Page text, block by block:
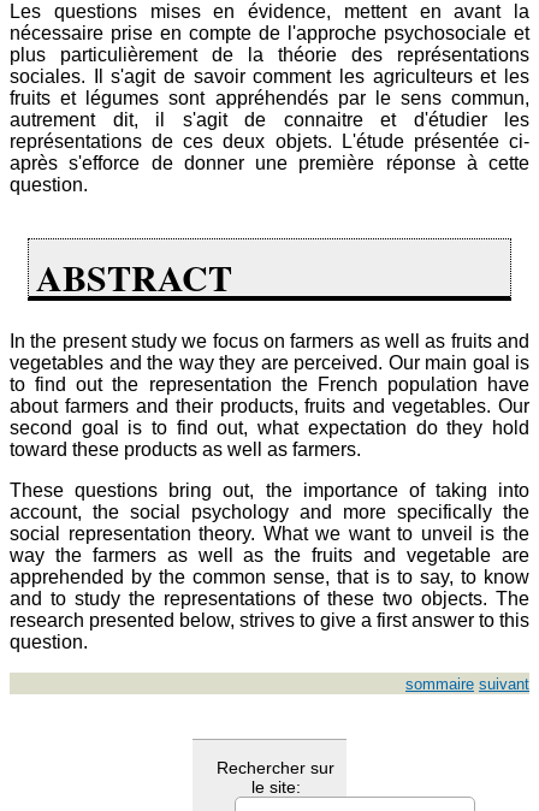
Les questions mises en évidence, mettent en avant la
nécessaire prise en compte de l'approche psychosociale et
plus particulièrement de la théorie des représentations
sociales. Il s'agit de savoir comment les agriculteurs et les
fruits et légumes sont appréhendés par le sens commun,
autrement dit, il s'agit de connaitre et d'étudier les
représentations de ces deux objets. L'étude présentée ci-
après s'efforce de donner une première réponse à cette
question.
ABSTRACT
In the present study we focus on farmers as well as fruits and
vegetables and the way they are perceived. Our main goal is
to find out the representation the French population have
about farmers and their products, fruits and vegetables. Our
second goal is to find out, what expectation do they hold
toward these products as well as farmers.
These questions bring out, the importance of taking into
account, the social psychology and more specifically the
social representation theory. What we want to unveil is the
way the farmers as well as the fruits and vegetable are
apprehended by the common sense, that is to say, to know
and to study the representations of these two objects. The
research presented below, strives to give a first answer to this
question.
sommaire suivant
Rechercher sur
le site: